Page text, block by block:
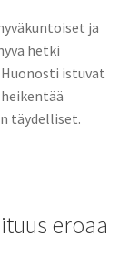
ja
hetki
istuvat
täydelliset.
eroaa